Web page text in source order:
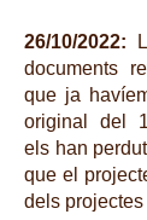
26/10/2022:
documents
que ja
original del
els han
que el
dels